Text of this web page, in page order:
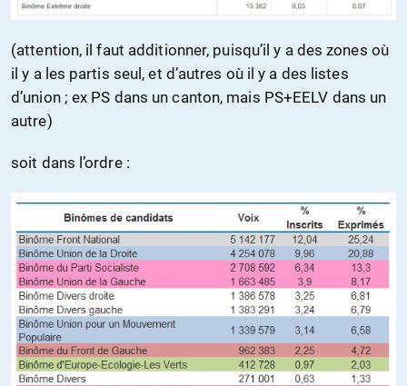
(attention, il faut additionner, puisqu’il y a des zones où
il y a les partis seul, et d’autres où il y a des listes
d’union ; ex PS dans un canton, mais PS+EELV dans un
autre)
soit dans l’ordre :